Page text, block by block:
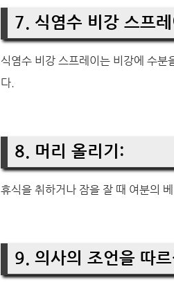
7. 식염수 비강 스프
식염수 비강 스프레이는 비강에 수분
다.
8. 머리 올리기:
휴식을 취하거나 잠을 잘 때 여분의
9. 의사의 조언을 따